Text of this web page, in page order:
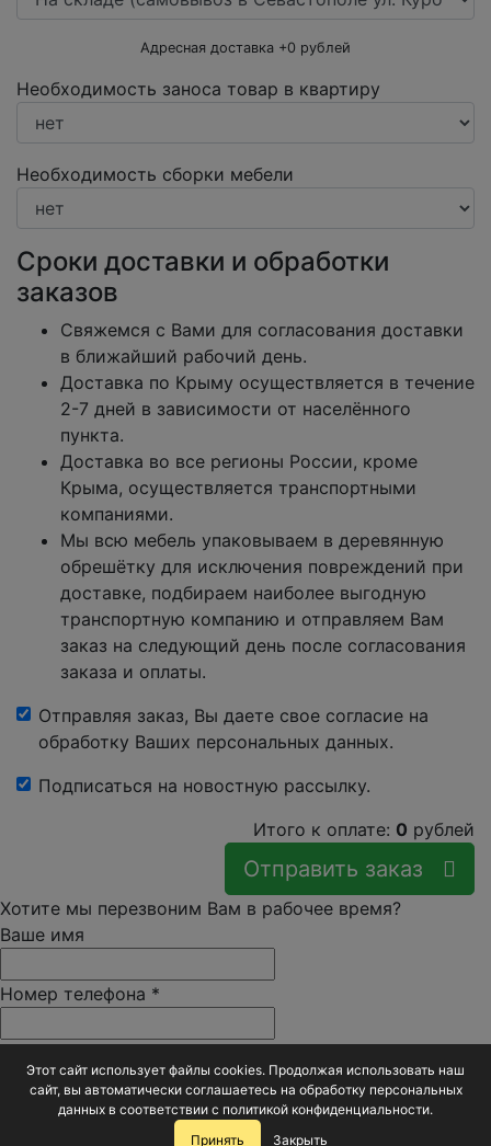
Адресная доставка +0 рублей
Необходимость заноса товар в квартиру
Необходимость сборки мебели
Сроки доставки и обработки
заказов
Свяжемся с Вами для согласования доставки
в ближайший рабочий день.
Доставка по Крыму осуществляется в течение
2-7 дней в зависимости от населённого
пункта.
Доставка во все регионы России, кроме
Крыма, осуществляется транспортными
компаниями.
Мы всю мебель упаковываем в деревянную
обрешётку для исключения повреждений при
доставке, подбираем наиболее выгодную
транспортную компанию и отправляем Вам
заказ на следующий день после согласования
заказа и оплаты.
Отправляя заказ, Вы даете свое согласие на
обработку Ваших персональных данных.
Подписаться на новостную рассылку.
Итого к оплате: 0 рублей
Хотите мы перезвоним Вам в рабочее время?
Ваше имя
Номер телефона *
Этот сайт использует файлы cookies. Продолжая использовать наш
сайт, вы автоматически соглашаетесь на обработку персональных
данных в соответствии с политикой конфиденциальности.
Принять
Закрыть